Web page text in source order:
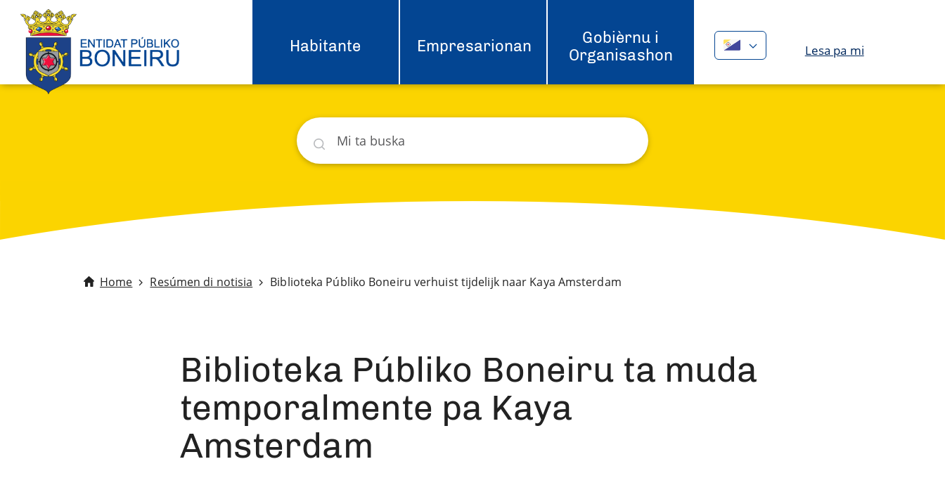
Habitante Empresarionan
Gobièrnu i
Organisashon
Chat
Lesa pa mi
Buska
Home Resúmen di notisia Biblioteka Públiko Boneiru verhuist tijdelijk naar Kaya Amsterdam
Biblioteka Públiko Boneiru ta muda
temporalmente pa Kaya
Amsterdam